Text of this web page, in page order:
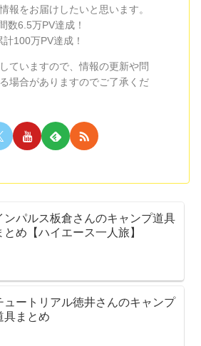
報をお届けしたいと思います。
数6.5万PV達成！
100万PV達成！
ていますので、情報の更新や問
場合がありますのでご了承くだ
ンパルス板倉さんのキャンプ道具
とめ【ハイエース一人旅】
ュートリアル徳井さんのキャンプ
具まとめ